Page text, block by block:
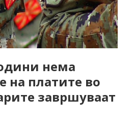
нема
на платите во
завршуваат